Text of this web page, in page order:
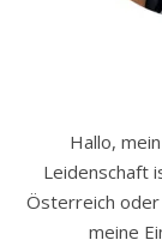
Hallo,
Leidenschaft
Österreich
meine